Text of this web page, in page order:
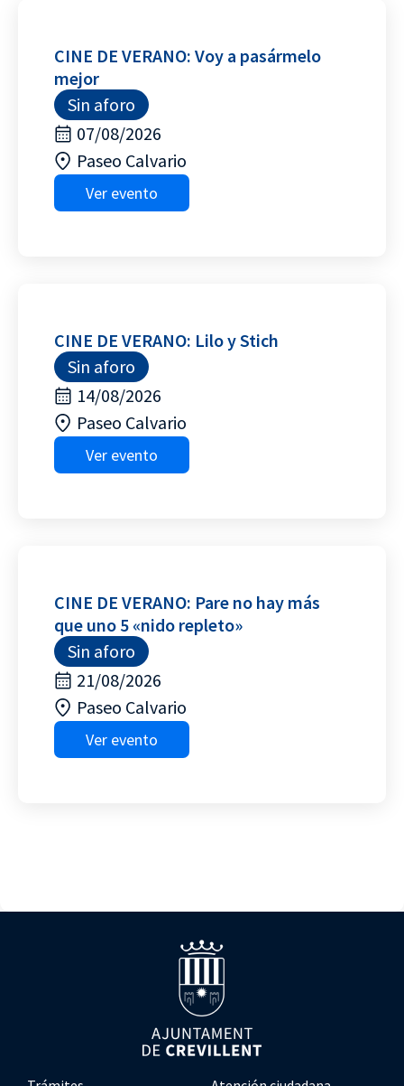
CINE DE VERANO: Voy a pasármelo
mejor
Sin aforo
07/08/2026
Paseo Calvario
Ver evento
CINE DE VERANO: Lilo y Stich
Sin aforo
14/08/2026
Paseo Calvario
Ver evento
CINE DE VERANO: Pare no hay más
que uno 5 «nido repleto»
Sin aforo
21/08/2026
Paseo Calvario
Ver evento